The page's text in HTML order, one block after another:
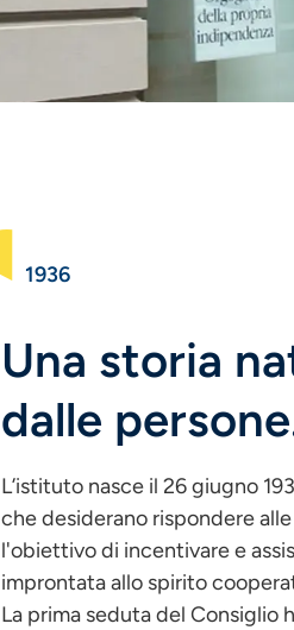
1936
Una storia
dalle
L’istituto nasce il 26 giugno
che desiderano rispondere
l'obiettivo di incentivare e
improntata allo spirito
La prima seduta del Consiglio